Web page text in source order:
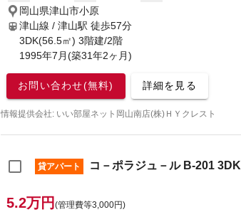
岡山県津山市小原
津山線 / 津山駅 徒歩57分
3DK(56.5㎡) 3階建/2階
1995年7月(築31年2ヶ月)
お問い合わせ(無料) 詳細を見る
情報提供会社: いい部屋ネット岡山南店(株)ＨＹクレスト
貸アパート コ－ポラジュ－ル B-201 3DK
5.2万円 (管理費等3,000円)